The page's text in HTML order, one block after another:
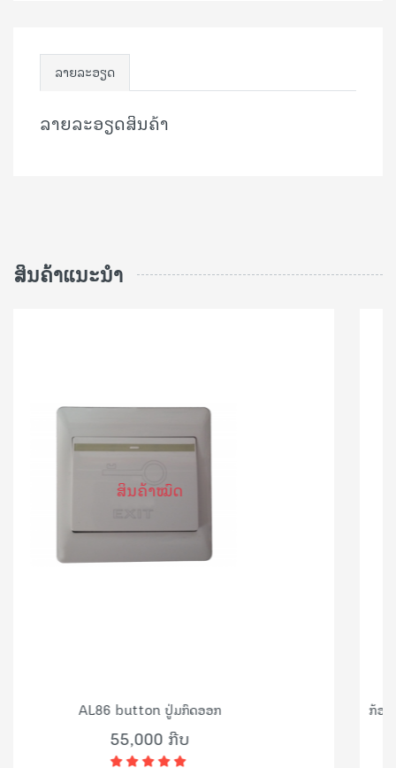
ລາຍລະອຽດ
ລາຍລະອຽດສິນຄ້າ
ສິນຄ້າແນະນຳ
ປູ່ມກົດອອກ
ກ້ອງວົງຈອນປິດ Dahua ຊຸດ 4